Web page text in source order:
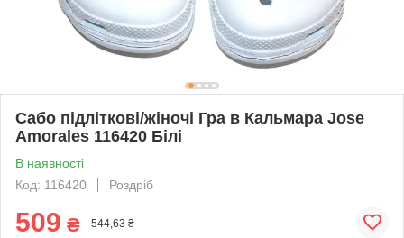
Сабо підліткові/жіночі Гра в Кальмара Jose
Amorales 116420 Білі
В наявності
Код: 116420
Роздріб
509 ₴ 544,63 ₴